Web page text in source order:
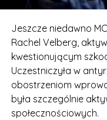
Jeszcze niedawno
Rachel Velberg,
kwestionującym
Uczestniczyła w
obostrzeniom
była szczególnie
społecznościowych.